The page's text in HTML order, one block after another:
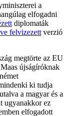
a
elfogadni
diplomaták
felvizezett verzió
megtörte az EU
újságíróknak
ki tudja
a magyar és a
ugyanakkor ez
elfogadott